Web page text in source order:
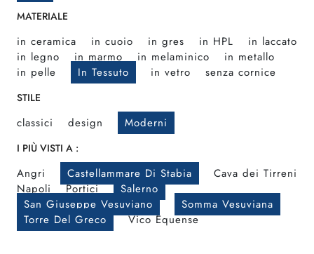
MATERIALE
in ceramica in cuoio in gres in HPL
in laccato
in legno
in marmo in melaminico
in metallo
in pelle
In Tessuto in vetro senza cornice
STILE
classici design Moderni
I PIÙ VISTI A :
Angri Castellammare Di Stabia
Cava dei Tirreni
Napoli
Portici
Salerno
San Giuseppe Vesuviano
Somma Vesuviana
Torre Del Greco
Vico Equense